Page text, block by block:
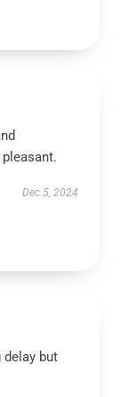
Dec 5, 2024
delay but